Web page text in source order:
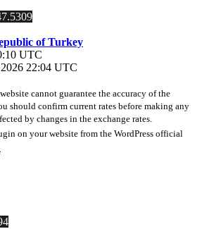
of Turkey
UTC
22:04 UTC
cannot guarantee the accuracy of the
should confirm current rates before making any
by changes in the exchange rates.
on your website from the WordPress official